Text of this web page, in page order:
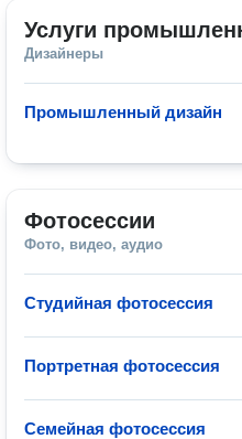
Услуги
Дизайнеры
Промышленный дизайн
Фотосессии
Фото, видео, аудио
Студийная фотосессия
Портретная фотосессия
Семейная фотосессия